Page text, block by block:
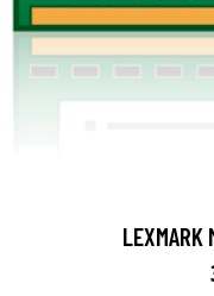
LEXMARK